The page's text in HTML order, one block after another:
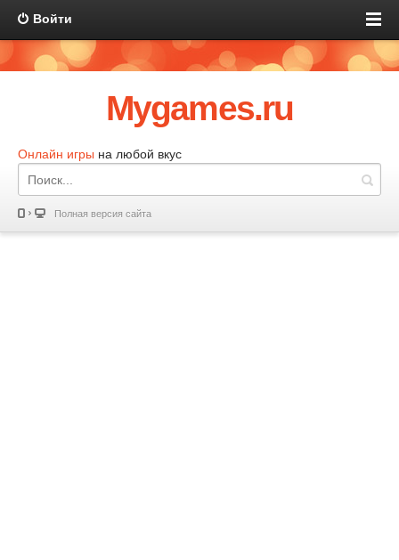
Войти
Mygames.ru
Онлайн игры на любой вкус
Полная версия сайта